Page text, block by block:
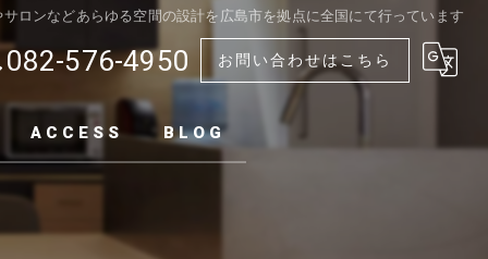
ロンなどあらゆる空間の設計を広島市を拠点に全国にて行っています
082-576-4950 お問い合わせはこちら
ACCESS BLOG